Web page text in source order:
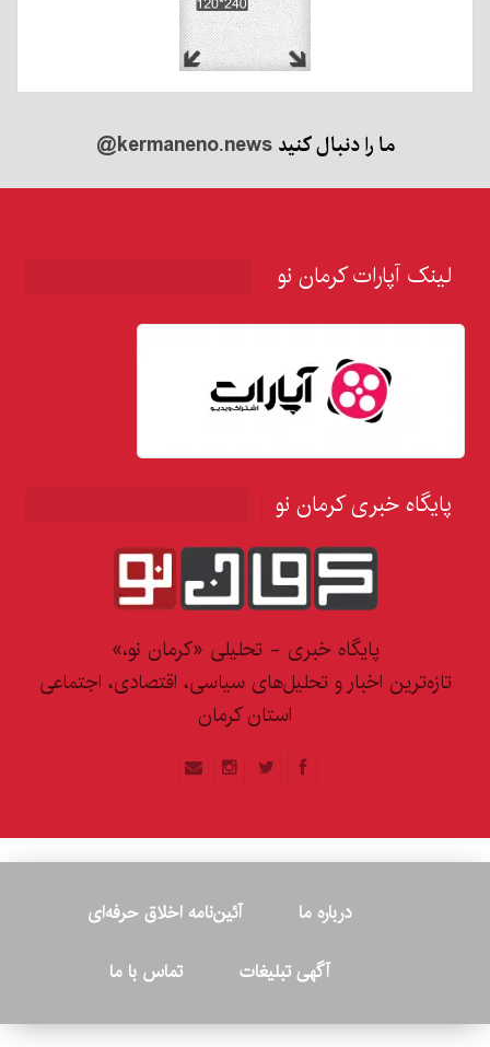
ما را دنبال کنید@kermaneno.news
لینک آپارات کرمان نو
پایگاه خبری کرمان نو
پایگاه خبری - تحلیلی «کرمان نو،»
تازه‌ترین اخبار و تحلیل‌های سیاسی، اقتصادی، اجتماعی
استان کرمان
درباره ما
آئین‌نامه اخلاق حرفه‌ای
آگهی تبلیغات
تماس با ما